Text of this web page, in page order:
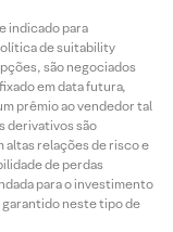
indicado para
de suitability
são negociados
em data futura,
prêmio ao vendedor tal
derivativos são
relações de risco e
de perdas
para o investimento
neste tipo de